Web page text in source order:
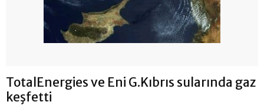
TotalEnergies ve Eni G.Kıbrıs sularında gaz
keşfetti